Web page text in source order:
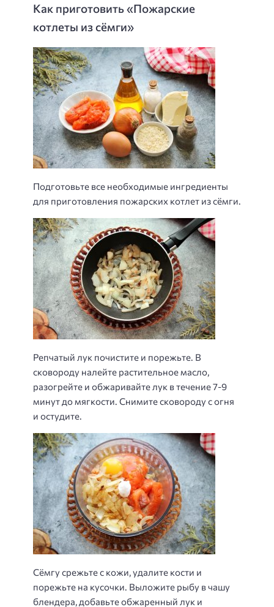
Как приготовить «Пожарские
котлеты из сёмги»
Подготовьте все необходимые ингредиенты
для приготовления пожарских котлет из сёмги.
Репчатый лук почистите и порежьте. В
сковороду налейте растительное масло,
разогрейте и обжаривайте лук в течение 7-9
минут до мягкости. Снимите сковороду с огня
и остудите.
Сёмгу срежьте с кожи, удалите кости и
порежьте на кусочки. Выложите рыбу в чашу
блендера, добавьте обжаренный лук и